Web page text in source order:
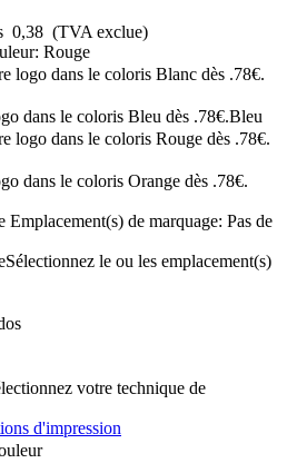
0,38 (TVA exclue)
Rouge
Bleu
Emplacement(s) de marquage: Pas de
Sélectionnez le ou les emplacement(s)
votre technique de
d'impression